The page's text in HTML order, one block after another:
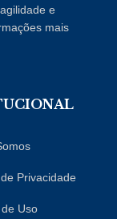
e
mais
Privacidade
Uso